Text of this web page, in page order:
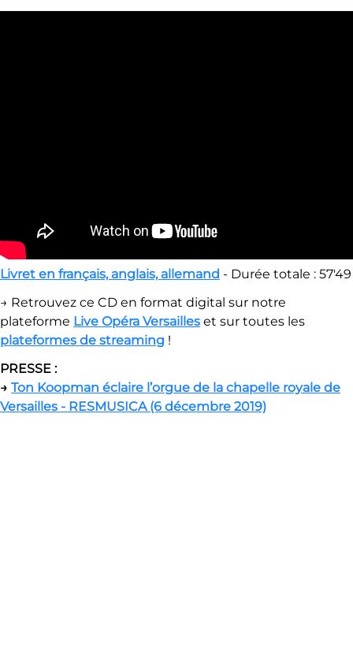
Livret en français, anglais, allemand - Durée totale : 57'49
→ Retrouvez ce CD en format digital sur notre
plateforme Live Opéra Versailles et sur toutes les
plateformes de streaming !
PRESSE :
→ Ton Koopman éclaire l’orgue de la chapelle royale de
Versailles - RESMUSICA (6 décembre 2019)